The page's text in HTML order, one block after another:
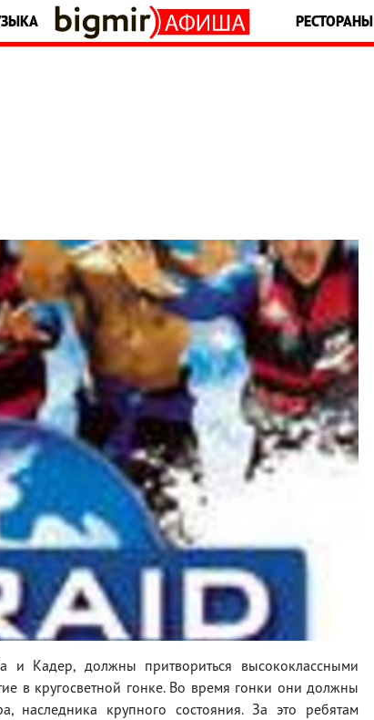
РЕСТОРАНЫ
и Кадер, должны притвориться высококлассными
в кругосветной гонке. Во время гонки они должны
наследника крупного состояния. За это ребятам